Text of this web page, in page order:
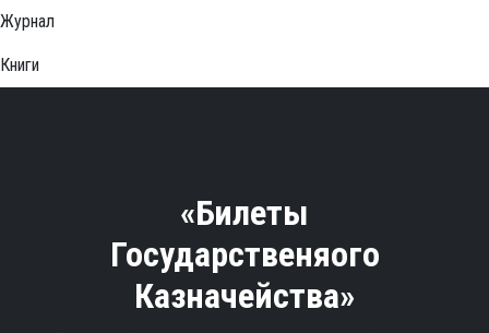
Журнал
Книги
«Билеты
Государственяого
Казначейства»